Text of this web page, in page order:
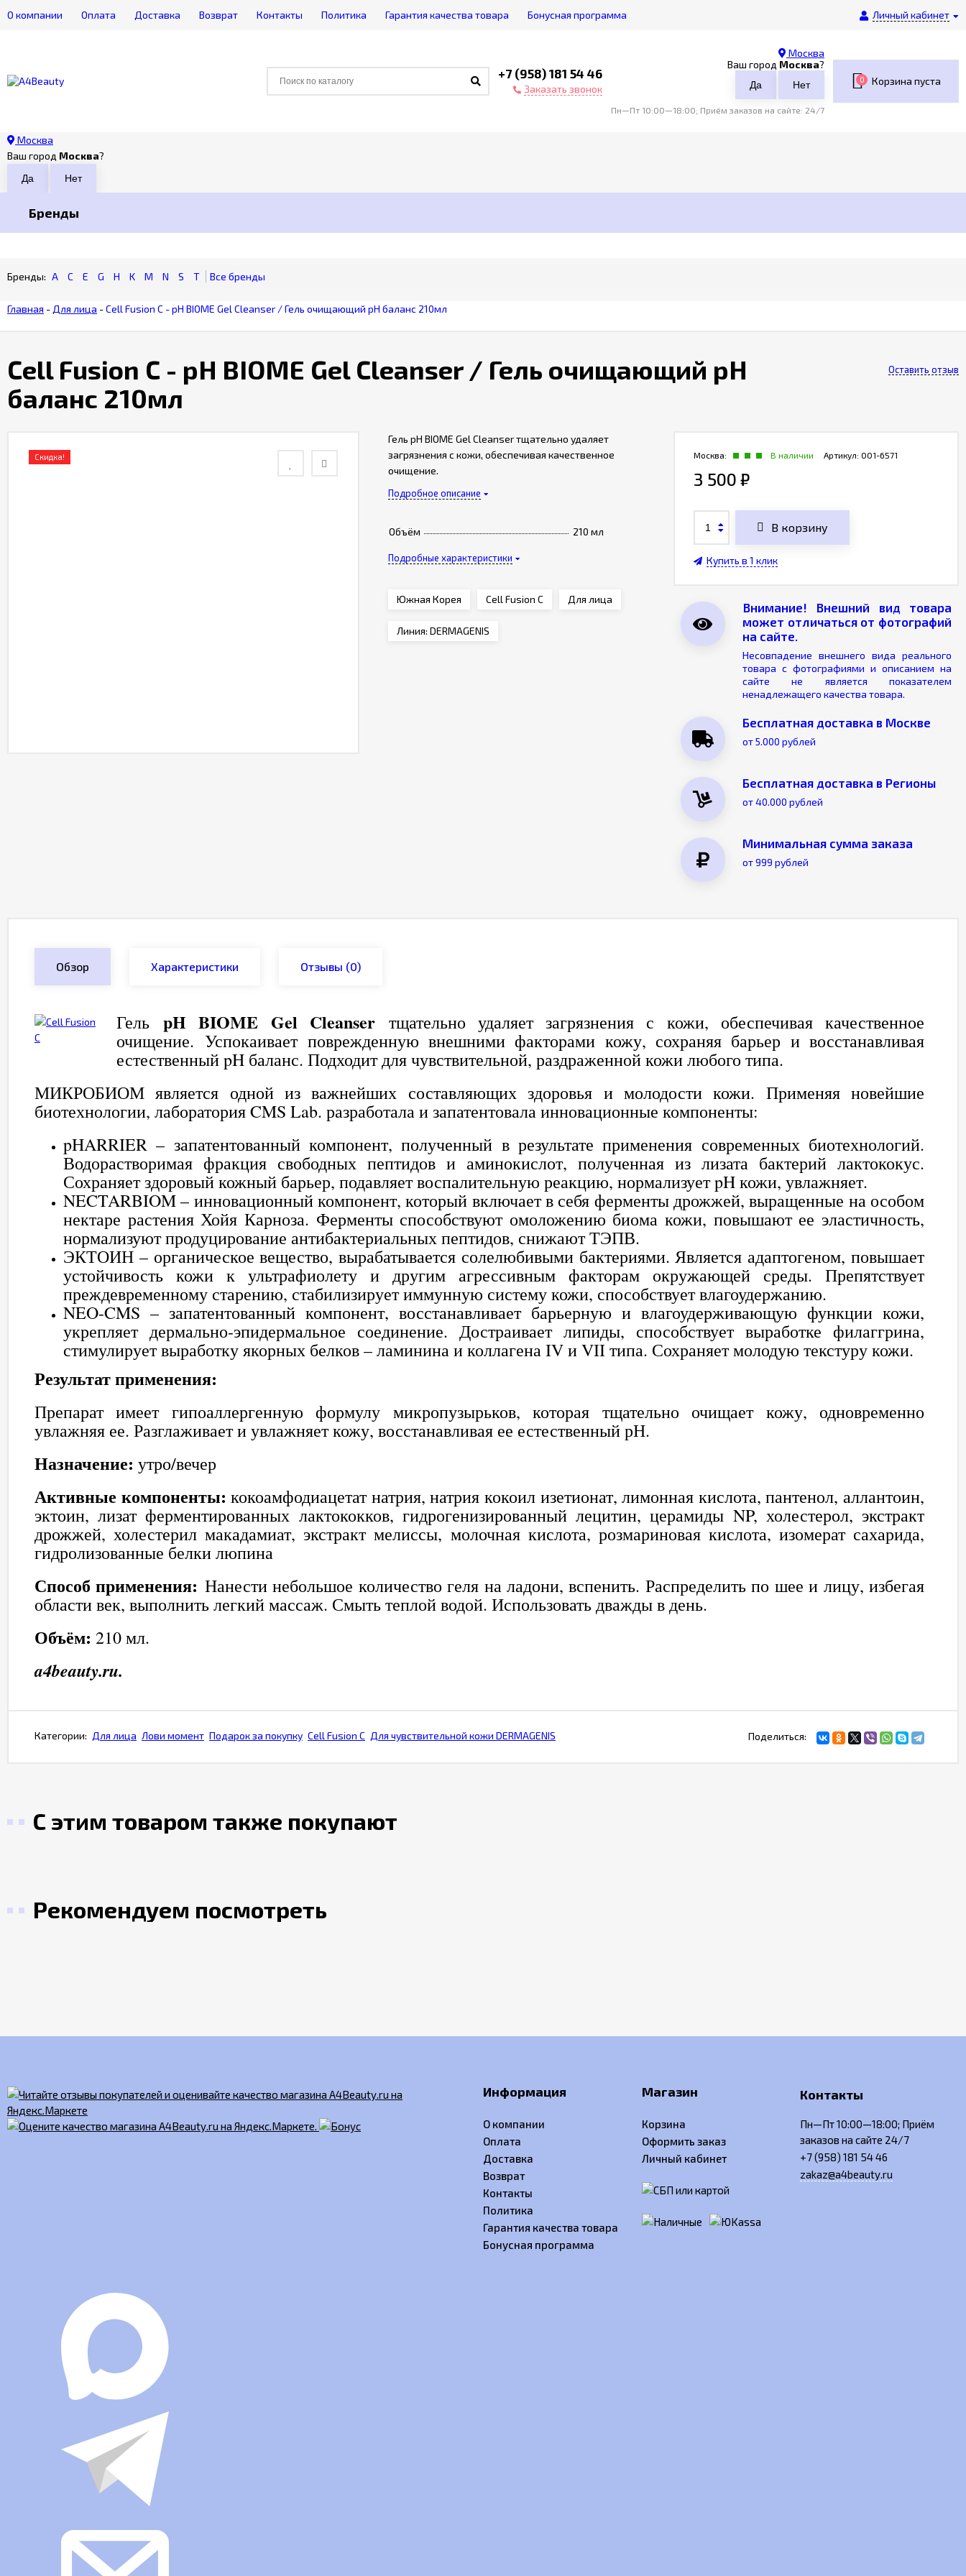
Личный кабинет
О компании Оплата Доставка Возврат Контакты Политика Гарантия качества товара Бонусная программа
+7 (958) 181 54 46
Заказать звонок
Москва
Ваш город Москва?
Пн—Пт 10:00—18:00; Приём заказов на сайте: 24/7
0 Корзина пуста
Москва
Ваш город Москва?
Бренды
A C E G H K M N S T
Главная - Для лица -Cell Fusion C - pH BIOME Gel Cleanser / Гель очищающий pH баланс 210мл
Cell Fusion C - pH BIOME Gel Cleanser / Гель очищающий pH
баланс 210мл
Оставить отзыв
Скидка!
Гель pH BIOME Gel Cleanser тщательно удаляет
загрязнения с кожи, обеспечивая качественное
очищение.
Подробное описание
Объём 210 мл
Подробные характеристики
Южная Корея Cell Fusion C Для лица
Линия: DERMAGENIS
Артикул: 001-6571
Москва: В наличии
3 500 ₽
В корзину
Купить в 1 клик
Внимание! Внешний вид товара
может отличаться от фотографий
на сайте.
Несовпадение внешнего вида реального
товара с фотографиями и описанием на
сайте не является показателем
ненадлежащего качества товара.
Бесплатная доставка в Москве
от 5.000 рублей
Бесплатная доставка в Регионы
от 40.000 рублей
Минимальная сумма заказа
от 999 рублей
Обзор Характеристики Отзывы (0)
ГельpH BIOME Gel Cleanserтщательно удаляет загрязнения с кожи, обеспечивая качественное
очищение. Успокаивает поврежденную внешними факторами кожу, сохраняя барьер и восстанавливая
естественный pH баланс. Подходит для чувствительной, раздраженной кожи любого типа.
МИКРОБИОМ является одной из важнейших составляющих здоровья и молодости кожи. Применяя новейшие
биотехнологии, лаборатория CMS Lab. разработала и запатентовала инновационные компоненты:
pHARRIER – запатентованный компонент, полученный в результате применения современных биотехнологий.
Водорастворимая фракция свободных пептидов и аминокислот, полученная из лизата бактерий лактококус.
Сохраняет здоровый кожный барьер, подавляет воспалительную реакцию, нормализует pH кожи, увлажняет.
NECTARBIOM – инновационный компонент, который включает в себя ферменты дрожжей, выращенные на особом
нектаре растения Хойя Карноза. Ферменты способствуют омоложению биома кожи, повышают ее эластичность,
нормализуют продуцирование антибактериальных пептидов, снижают ТЭПВ.
ЭКТОИН – органическое вещество, вырабатывается солелюбивыми бактериями. Является адаптогеном, повышает
устойчивость кожи к ультрафиолету и другим агрессивным факторам окружающей среды. Препятствует
преждевременному старению, стабилизирует иммунную систему кожи, способствует влагоудержанию.
NEO-CMS – запатентованный компонент, восстанавливает барьерную и влагоудерживающую функции кожи,
укрепляет дермально-эпидермальное соединение. Достраивает липиды, способствует выработке филаггрина,
стимулирует выработку якорных белков – ламинина и коллагена IV и VII типа. Сохраняет молодую текстуру кожи.
Результат применения:
Препарат имеет гипоаллергенную формулу микропузырьков, которая тщательно очищает кожу, одновременно
увлажняя ее. Разглаживает и увлажняет кожу, восстанавливая ее естественный рН.
Назначение: утро/вечер
Активные компоненты:кокоамфодиацетат натрия, натрия кокоил изетионат, лимонная кислота, пантенол, аллантоин,
эктоин, лизат ферментированных лактококков, гидрогенизированный лецитин, церамиды NP, холестерол, экстракт
дрожжей, холестерил макадамиат, экстракт мелиссы, молочная кислота, розмариновая кислота, изомерат сахарида,
гидролизованные белки люпина
Способ применения: Нанести небольшое количество геля на ладони, вспенить. Распределить по шее и лицу, избегая
области век, выполнить легкий массаж. Смыть теплой водой. Использовать дважды в день.
Объём: 210 мл.
a4beauty.ru.
Поделиться:
Категории: Для лица Лови момент Подарок за покупку Cell Fusion С Для чувствительной кожи DERMAGENIS
С этим товаром также покупают
Рекомендуем посмотреть
Информация
О компании
Оплата
Доставка
Возврат
Контакты
Политика
Гарантия качества товара
Бонусная программа
Магазин
Корзина
Оформить заказ
Личный кабинет
Контакты
Пн—Пт 10:00—18:00; Приём
заказов на сайте 24/7
+7 (958) 181 54 46
zakaz@a4beauty.ru